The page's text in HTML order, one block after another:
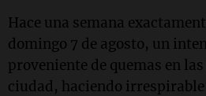
Hace una semana
domingo 7 de agosto, un
proveniente de quemas en
ciudad, haciendo irrespirable